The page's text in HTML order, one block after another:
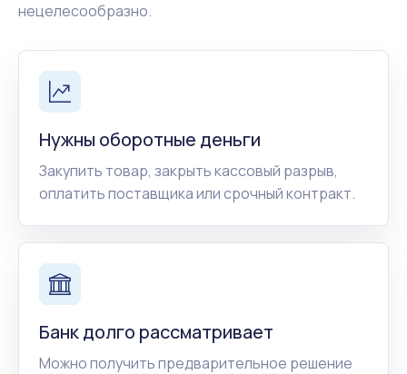
нецелесообразно.
Нужны оборотные деньги
Закупить товар, закрыть кассовый разрыв,
оплатить поставщика или срочный контракт.
Банк долго рассматривает
Можно получить предварительное решение